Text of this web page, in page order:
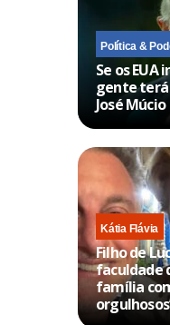
Política &
Se os EUA
gente terá
José Múcio
Kátia Flávia
Filho de
faculdade
família